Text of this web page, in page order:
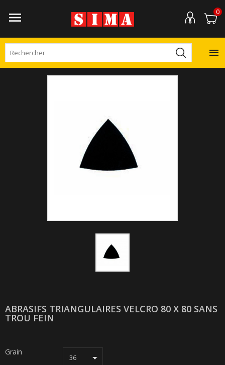
 0

ABRASIFS TRIANGULAIRES VELCRO 80 X 80 SANS
TROU FEIN
Grain